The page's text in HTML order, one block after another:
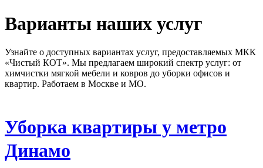
Варианты наших услуг
Узнайте о доступных вариантах услуг, предоставляемых МКК
«Чистый КОТ». Мы предлагаем широкий спектр услуг: от
химчистки мягкой мебели и ковров до уборки офисов и
квартир. Работаем в Москве и МО.
Уборка квартиры у метро
Динамо